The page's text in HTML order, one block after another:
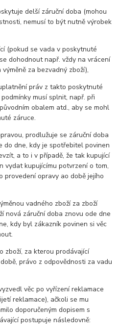
delší záruční doba (mohou
nemusí to být nutně výrobek
(pokud se vada v poskytnuté
dohodnout např. vždy na vrácení
za bezvadný zboží),
práv z takto poskytnuté
musí splnit, např. při
obalem atd., aby se mohl
záruce.
prodlužuje se záruční doba
do dne, kdy je spotřebitel povinen
a to i v případě, že tak kupující
vydat kupujícímu potvrzení o tom,
provedení opravy ao době jejího
vadného zboží za zboží
nová záruční doba znovu ode dne
kdy byl zákazník povinen si věc
zboží, za kterou prodávající
právo z odpovědnosti za vadu
věc po vyřízení reklamace
reklamace), ačkoli se mu
doporučeným dopisem s
postupuje následovně: